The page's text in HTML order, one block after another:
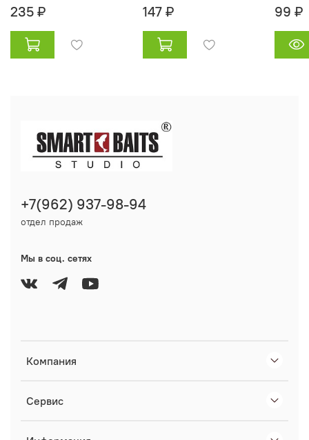
235 ₽ 147 ₽ 99 ₽
Компания
Сервис
+7(962) 937-98-94
отдел продаж
Мы в соц. сетях